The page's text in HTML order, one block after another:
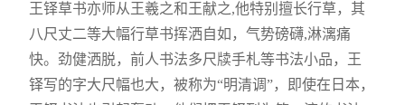
王铎草书亦师从王羲之和王献之,他特别擅长行草，其
八尺丈二等大幅行草书挥洒自如，气势磅礴,淋漓痛
快。劲健洒脱，前人书法多尺牍手札等书法小品，王
铎写的字大尺幅也大，被称为“明清调”，即使在日本，